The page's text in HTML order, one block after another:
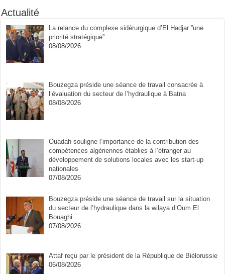
Actualité
La relance du complexe sidérurgique d’El Hadjar ”une
priorité stratégique”
08/08/2026
Bouzegza préside une séance de travail consacrée à
l’évaluation du secteur de l’hydraulique à Batna
08/08/2026
Ouadah souligne l’importance de la contribution des
compétences algériennes établies à l’étranger au
développement de solutions locales avec les start-up
nationales
07/08/2026
Bouzegza préside une séance de travail sur la situation
du secteur de l’hydraulique dans la wilaya d’Oum El
Bouaghi
07/08/2026
Attaf reçu par le président de la République de Biélorussie
06/08/2026